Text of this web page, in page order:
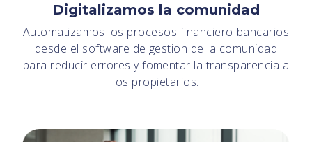
Digitalizamos la comunidad
Automatizamos los procesos financiero-bancarios
desde el software de gestion de la comunidad
para reducir errores y fomentar la transparencia a
los propietarios.